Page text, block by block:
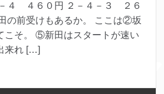
４ ４６０円 ２－４－３ ２６
の前受けもあるか。 ここは②坂
こそ。 ⑤新田はスタートが速い
来れ […]